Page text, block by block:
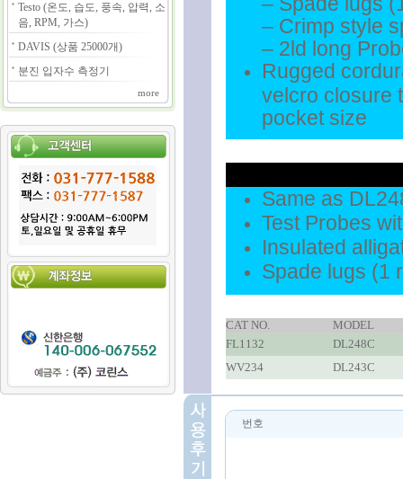
Testo (온도, 습도, 풍속, 압력, 소
음, RPM, 가스)
DAVIS (상품 25000개)
분진 입자수 측정기
more
– Crimp style
– 2ld long
Rugged
velcro closure
pocket size
Same as
Test Probes
Insulated
Spade lugs (1
CAT NO.
MODEL
FL1132
DL248C
WV234
DL243C
번호